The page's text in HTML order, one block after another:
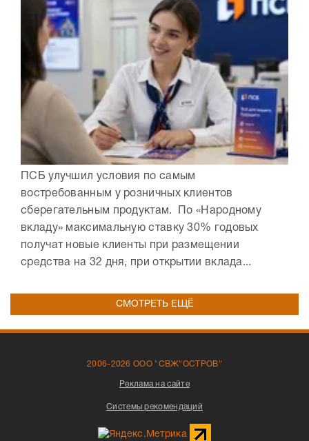
ПСБ улучшил условия по самым
востребованным у розничных клиентов
сберегательным продуктам. По «Народному
вкладу» максимальную ставку 30% годовых
получат новые клиенты при размещении
средства на 32 дня, при открытии вклада...
СМОТРЕТЬ ЕЩЁ
2006-2026 ООО "СВЖ"ОСТРОВ"
Реклама на сайте
Системы рекомендаций